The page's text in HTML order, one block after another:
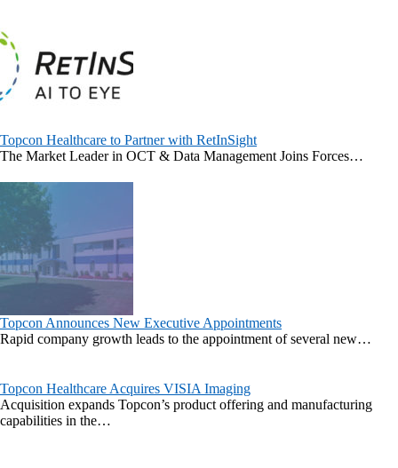
Topcon Healthcare to Partner with RetInSight
The Market Leader in OCT & Data Management Joins Forces…
Topcon Announces New Executive Appointments
Rapid company growth leads to the appointment of several new…
Topcon Healthcare Acquires VISIA Imaging
Acquisition expands Topcon’s product offering and manufacturing
capabilities in the…